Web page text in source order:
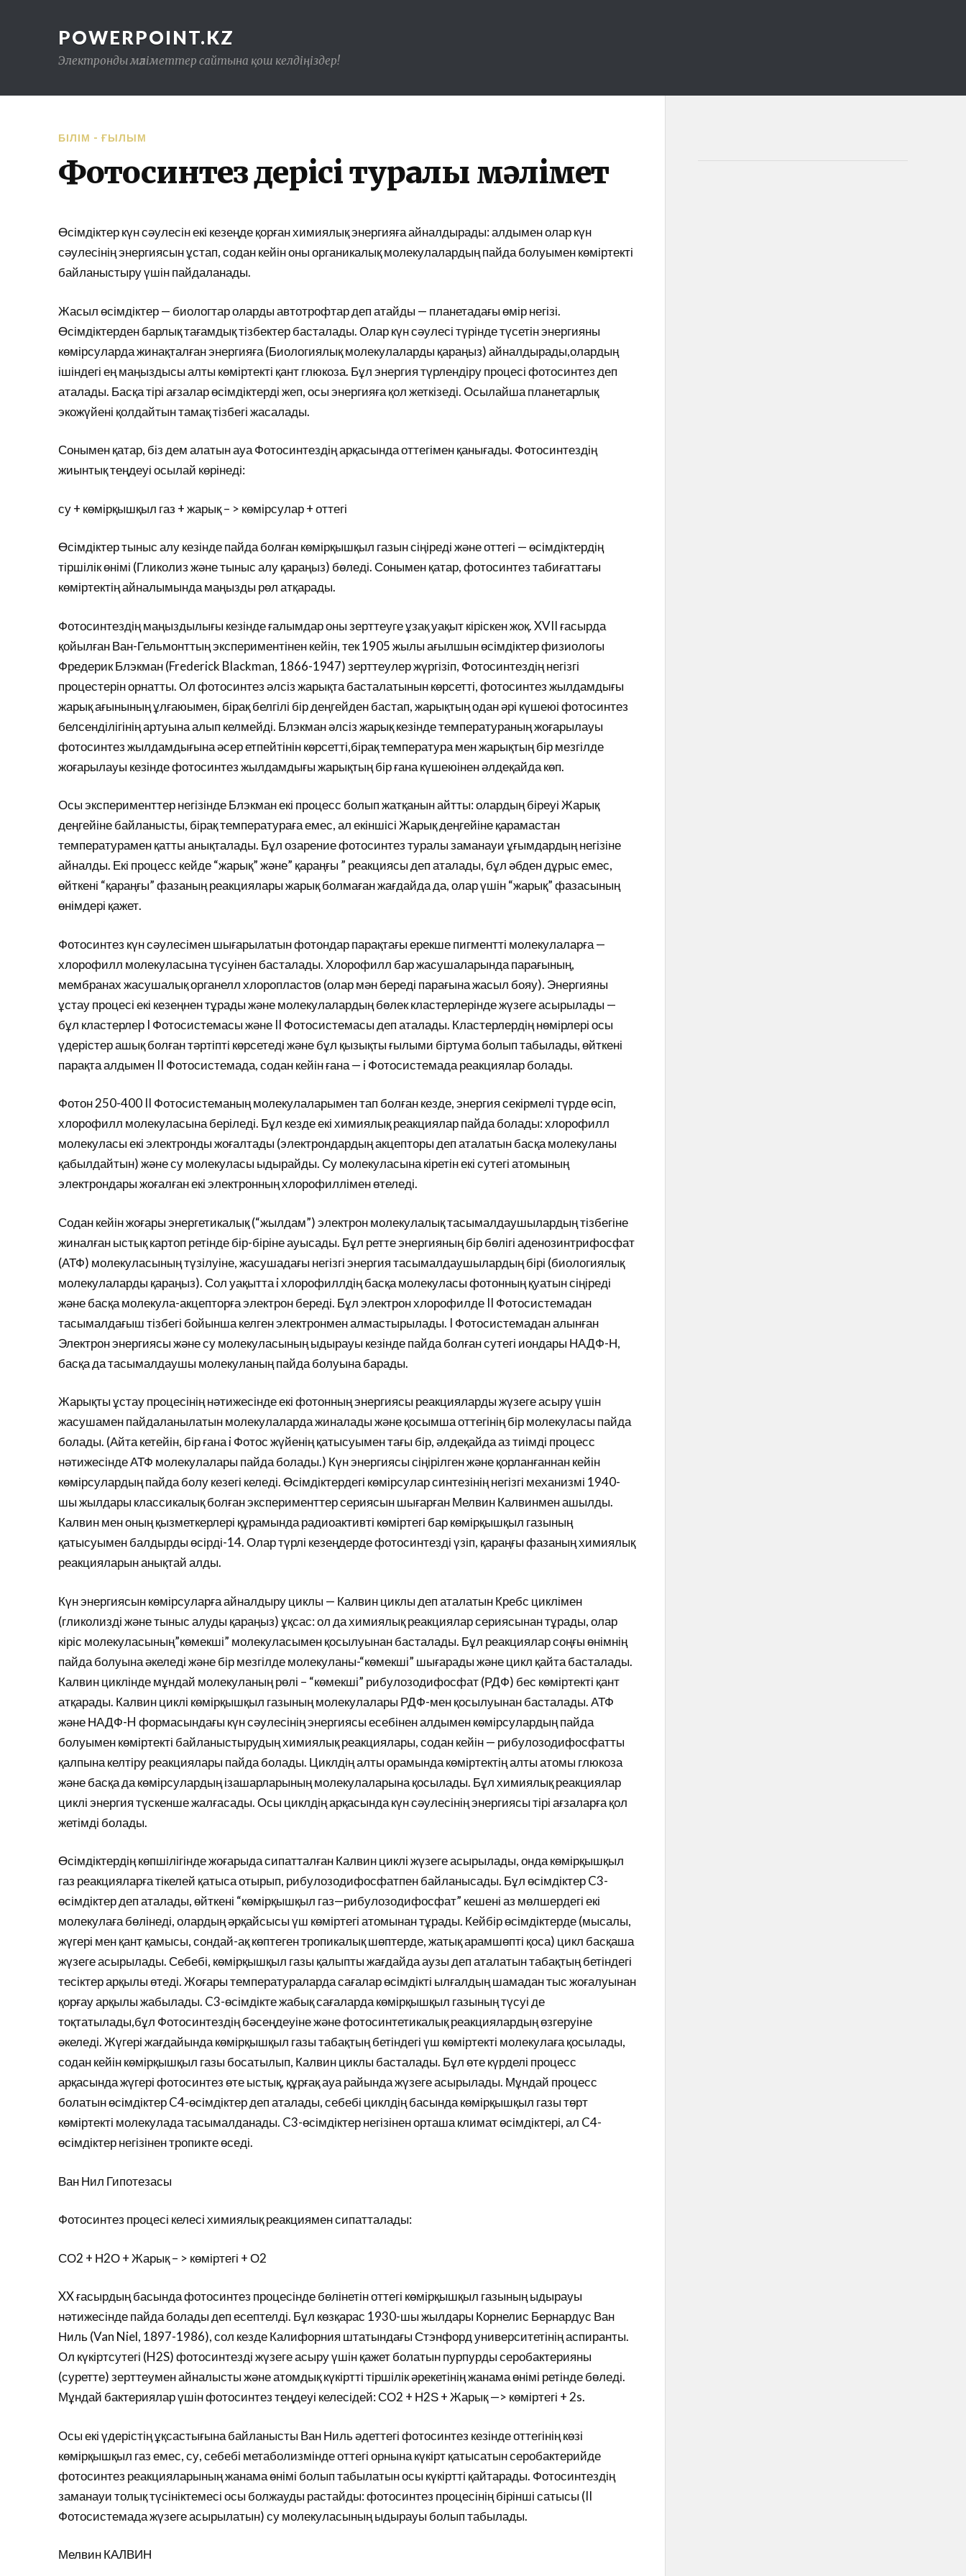
POWERPOINT.KZ
Электронды мәліметтер сайтына қош келдіңіздер!
БІЛІМ - ҒЫЛЫМ
Фотосинтез үдерісі туралы мәлімет
Өсімдіктер күн сәулесін екі кезеңде қорған химиялық энергияға айналдырады: алдымен олар күн
сәулесінің энергиясын ұстап, содан кейін оны органикалық молекулалардың пайда болуымен көміртекті
байланыстыру үшін пайдаланады.
Жасыл өсімдіктер — биологтар оларды автотрофтар деп атайды — планетадағы өмір негізі.
Өсімдіктерден барлық тағамдық тізбектер басталады. Олар күн сәулесі түрінде түсетін энергияны
көмірсуларда жинақталған энергияға (Биологиялық молекулаларды қараңыз) айналдырады,олардың
ішіндегі ең маңыздысы алты көміртекті қант глюкоза. Бұл энергия түрлендіру процесі фотосинтез деп
аталады. Басқа тірі ағзалар өсімдіктерді жеп, осы энергияға қол жеткізеді. Осылайша планетарлық
экожүйені қолдайтын тамақ тізбегі жасалады.
Сонымен қатар, біз дем алатын ауа Фотосинтездің арқасында оттегімен қанығады. Фотосинтездің
жиынтық теңдеуі осылай көрінеді:
су + көмірқышқыл газ + жарық – > көмірсулар + оттегі
Өсімдіктер тыныс алу кезінде пайда болған көмірқышқыл газын сіңіреді және оттегі — өсімдіктердің
тіршілік өнімі (Гликолиз және тыныс алу қараңыз) бөледі. Сонымен қатар, фотосинтез табиғаттағы
көміртектің айналымында маңызды рөл атқарады.
Фотосинтездің маңыздылығы кезінде ғалымдар оны зерттеуге ұзақ уақыт кіріскен жоқ. XVII ғасырда
қойылған Ван-Гельмонттың экспериментінен кейін, тек 1905 жылы ағылшын өсімдіктер физиологы
Фредерик Блэкман (Frederick Blackman, 1866-1947) зерттеулер жүргізіп, Фотосинтездің негізгі
процестерін орнатты. Ол фотосинтез әлсіз жарықта басталатынын көрсетті, фотосинтез жылдамдығы
жарық ағынының ұлғаюымен, бірақ белгілі бір деңгейден бастап, жарықтың одан әрі күшеюі фотосинтез
белсенділігінің артуына алып келмейді. Блэкман әлсіз жарық кезінде температураның жоғарылауы
фотосинтез жылдамдығына әсер етпейтінін көрсетті,бірақ температура мен жарықтың бір мезгілде
жоғарылауы кезінде фотосинтез жылдамдығы жарықтың бір ғана күшеюінен әлдеқайда көп.
Осы эксперименттер негізінде Блэкман екі процесс болып жатқанын айтты: олардың біреуі Жарық
деңгейіне байланысты, бірақ температураға емес, ал екіншісі Жарық деңгейіне қарамастан
температурамен қатты анықталады. Бұл озарение фотосинтез туралы заманауи ұғымдардың негізіне
айналды. Екі процесс кейде “жарық” және” қараңғы ” реакциясы деп аталады, бұл әбден дұрыс емес,
өйткені “қараңғы” фазаның реакциялары жарық болмаған жағдайда да, олар үшін “жарық” фазасының
өнімдері қажет.
Фотосинтез күн сәулесімен шығарылатын фотондар парақтағы ерекше пигментті молекулаларға —
хлорофилл молекуласына түсуінен басталады. Хлорофилл бар жасушаларында парағының,
мембранах жасушалық органелл хлоропластов (олар мән береді парағына жасыл бояу). Энергияны
ұстау процесі екі кезеңнен тұрады және молекулалардың бөлек кластерлерінде жүзеге асырылады —
бұл кластерлер I Фотосистемасы және II Фотосистемасы деп аталады. Кластерлердің нөмірлері осы
үдерістер ашық болған тәртіпті көрсетеді және бұл қызықты ғылыми біртума болып табылады, өйткені
парақта алдымен II Фотосистемада, содан кейін ғана — i Фотосистемада реакциялар болады.
Фотон 250-400 II Фотосистеманың молекулаларымен тап болған кезде, энергия секірмелі түрде өсіп,
хлорофилл молекуласына беріледі. Бұл кезде екі химиялық реакциялар пайда болады: хлорофилл
молекуласы екі электронды жоғалтады (электрондардың акцепторы деп аталатын басқа молекуланы
қабылдайтын) және су молекуласы ыдырайды. Су молекуласына кіретін екі сутегі атомының
электрондары жоғалған екі электронның хлорофиллімен өтеледі.
Содан кейін жоғары энергетикалық (“жылдам”) электрон молекулалық тасымалдаушылардың тізбегіне
жиналған ыстық картоп ретінде бір-біріне ауысады. Бұл ретте энергияның бір бөлігі аденозинтрифосфат
(АТФ) молекуласының түзілуіне, жасушадағы негізгі энергия тасымалдаушылардың бірі (биологиялық
молекулаларды қараңыз). Сол уақытта i хлорофиллдің басқа молекуласы фотонның қуатын сіңіреді
және басқа молекула-акцепторға электрон береді. Бұл электрон хлорофилде II Фотосистемадан
тасымалдағыш тізбегі бойынша келген электронмен алмастырылады. I Фотосистемадан алынған
Электрон энергиясы және су молекуласының ыдырауы кезінде пайда болған сутегі иондары НАДФ-Н,
басқа да тасымалдаушы молекуланың пайда болуына барады.
Жарықты ұстау процесінің нәтижесінде екі фотонның энергиясы реакцияларды жүзеге асыру үшін
жасушамен пайдаланылатын молекулаларда жиналады және қосымша оттегінің бір молекуласы пайда
болады. (Айта кетейін, бір ғана i Фотос жүйенің қатысуымен тағы бір, әлдеқайда аз тиімді процесс
нәтижесінде АТФ молекулалары пайда болады.) Күн энергиясы сіңірілген және қорланғаннан кейін
көмірсулардың пайда болу кезегі келеді. Өсімдіктердегі көмірсулар синтезінің негізгі механизмі 1940-
шы жылдары классикалық болған эксперименттер сериясын шығарған Мелвин Калвинмен ашылды.
Калвин мен оның қызметкерлері құрамында радиоактивті көміртегі бар көмірқышқыл газының
қатысуымен балдырды өсірді-14. Олар түрлі кезеңдерде фотосинтезді үзіп, қараңғы фазаның химиялық
реакцияларын анықтай алды.
Күн энергиясын көмірсуларға айналдыру циклы — Калвин циклы деп аталатын Кребс циклімен
(гликолизді және тыныс алуды қараңыз) ұқсас: ол да химиялық реакциялар сериясынан тұрады, олар
кіріс молекуласының”көмекші” молекуласымен қосылуынан басталады. Бұл реакциялар соңғы өнімнің
пайда болуына әкеледі және бір мезгілде молекуланы-“көмекші” шығарады және цикл қайта басталады.
Калвин циклінде мұндай молекуланың рөлі – “көмекші” рибулозодифосфат (РДФ) бес көміртекті қант
атқарады. Калвин циклі көмірқышқыл газының молекулалары РДФ-мен қосылуынан басталады. АТФ
және НАДФ-H формасындағы күн сәулесінің энергиясы есебінен алдымен көмірсулардың пайда
болуымен көміртекті байланыстырудың химиялық реакциялары, содан кейін — рибулозодифосфатты
қалпына келтіру реакциялары пайда болады. Циклдің алты орамында көміртектің алты атомы глюкоза
және басқа да көмірсулардың ізашарларының молекулаларына қосылады. Бұл химиялық реакциялар
циклі энергия түскенше жалғасады. Осы циклдің арқасында күн сәулесінің энергиясы тірі ағзаларға қол
жетімді болады.
Өсімдіктердің көпшілігінде жоғарыда сипатталған Калвин циклі жүзеге асырылады, онда көмірқышқыл
газ реакцияларға тікелей қатыса отырып, рибулозодифосфатпен байланысады. Бұл өсімдіктер C3-
өсімдіктер деп аталады, өйткені “көмірқышқыл газ—рибулозодифосфат” кешені аз мөлшердегі екі
молекулаға бөлінеді, олардың әрқайсысы үш көміртегі атомынан тұрады. Кейбір өсімдіктерде (мысалы,
жүгері мен қант қамысы, сондай-ақ көптеген тропикалық шөптерде, жатық арамшөпті қоса) цикл басқаша
жүзеге асырылады. Себебі, көмірқышқыл газы қалыпты жағдайда аузы деп аталатын табақтың бетіндегі
тесіктер арқылы өтеді. Жоғары температураларда сағалар өсімдікті ылғалдың шамадан тыс жоғалуынан
қорғау арқылы жабылады. C3-өсімдікте жабық сағаларда көмірқышқыл газының түсуі де
тоқтатылады,бұл Фотосинтездің бәсеңдеуіне және фотосинтетикалық реакциялардың өзгеруіне
әкеледі. Жүгері жағдайында көмірқышқыл газы табақтың бетіндегі үш көміртекті молекулаға қосылады,
содан кейін көмірқышқыл газы босатылып, Калвин циклы басталады. Бұл өте күрделі процесс
арқасында жүгері фотосинтез өте ыстық, құрғақ ауа райында жүзеге асырылады. Мұндай процесс
болатын өсімдіктер C4-өсімдіктер деп аталады, себебі циклдің басында көмірқышқыл газы төрт
көміртекті молекулада тасымалданады. C3-өсімдіктер негізінен орташа климат өсімдіктері, ал C4-
өсімдіктер негізінен тропикте өседі.
Ван Нил Гипотезасы
Фотосинтез процесі келесі химиялық реакциямен сипатталады:
СО2 + Н2О + Жарық – > көміртегі + О2
XX ғасырдың басында фотосинтез процесінде бөлінетін оттегі көмірқышқыл газының ыдырауы
нәтижесінде пайда болады деп есептелді. Бұл көзқарас 1930-шы жылдары Корнелис Бернардус Ван
Ниль (Van Niel, 1897-1986), сол кезде Калифорния штатындағы Стэнфорд университетінің аспиранты.
Ол күкіртсутегі (H2S) фотосинтезді жүзеге асыру үшін қажет болатын пурпурды серобактерияны
(суретте) зерттеумен айналысты және атомдық күкіртті тіршілік әрекетінің жанама өнімі ретінде бөледі.
Мұндай бактериялар үшін фотосинтез теңдеуі келесідей: СО2 + Н2Ѕ + Жарық —> көміртегі + 2s.
Осы екі үдерістің ұқсастығына байланысты Ван Ниль әдеттегі фотосинтез кезінде оттегінің көзі
көмірқышқыл газ емес, су, себебі метаболизмінде оттегі орнына күкірт қатысатын серобактерийде
фотосинтез реакцияларының жанама өнімі болып табылатын осы күкіртті қайтарады. Фотосинтездің
заманауи толық түсініктемесі осы болжауды растайды: фотосинтез процесінің бірінші сатысы (II
Фотосистемада жүзеге асырылатын) су молекуласының ыдырауы болып табылады.
Мелвин КАЛВИН